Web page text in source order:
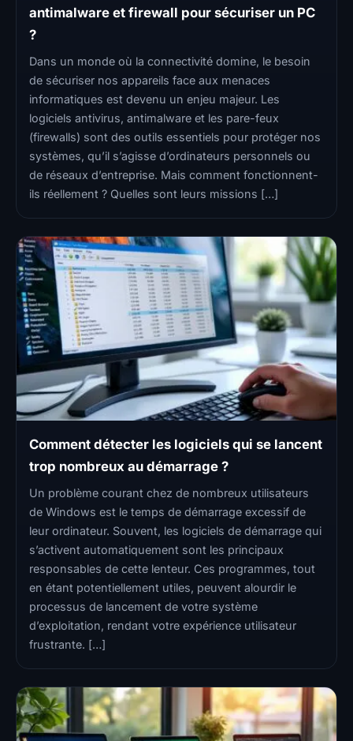
antimalware et firewall pour sécuriser un PC
?
Dans un monde où la connectivité domine, le besoin
de sécuriser nos appareils face aux menaces
informatiques est devenu un enjeu majeur. Les
logiciels antivirus, antimalware et les pare-feux
(firewalls) sont des outils essentiels pour protéger nos
systèmes, qu’il s’agisse d’ordinateurs personnels ou
de réseaux d’entreprise. Mais comment fonctionnent-
ils réellement ? Quelles sont leurs missions […]
Comment détecter les logiciels qui se lancent
trop nombreux au démarrage ?
Un problème courant chez de nombreux utilisateurs
de Windows est le temps de démarrage excessif de
leur ordinateur. Souvent, les logiciels de démarrage qui
s’activent automatiquement sont les principaux
responsables de cette lenteur. Ces programmes, tout
en étant potentiellement utiles, peuvent alourdir le
processus de lancement de votre système
d’exploitation, rendant votre expérience utilisateur
frustrante. […]